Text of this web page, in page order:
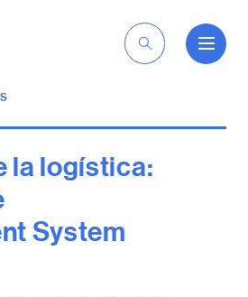
la logística:
System